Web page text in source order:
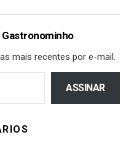
mais recentes por e-mail.
ASSINAR